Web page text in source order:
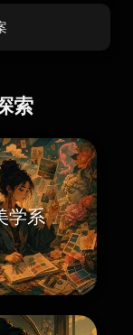
索
学系